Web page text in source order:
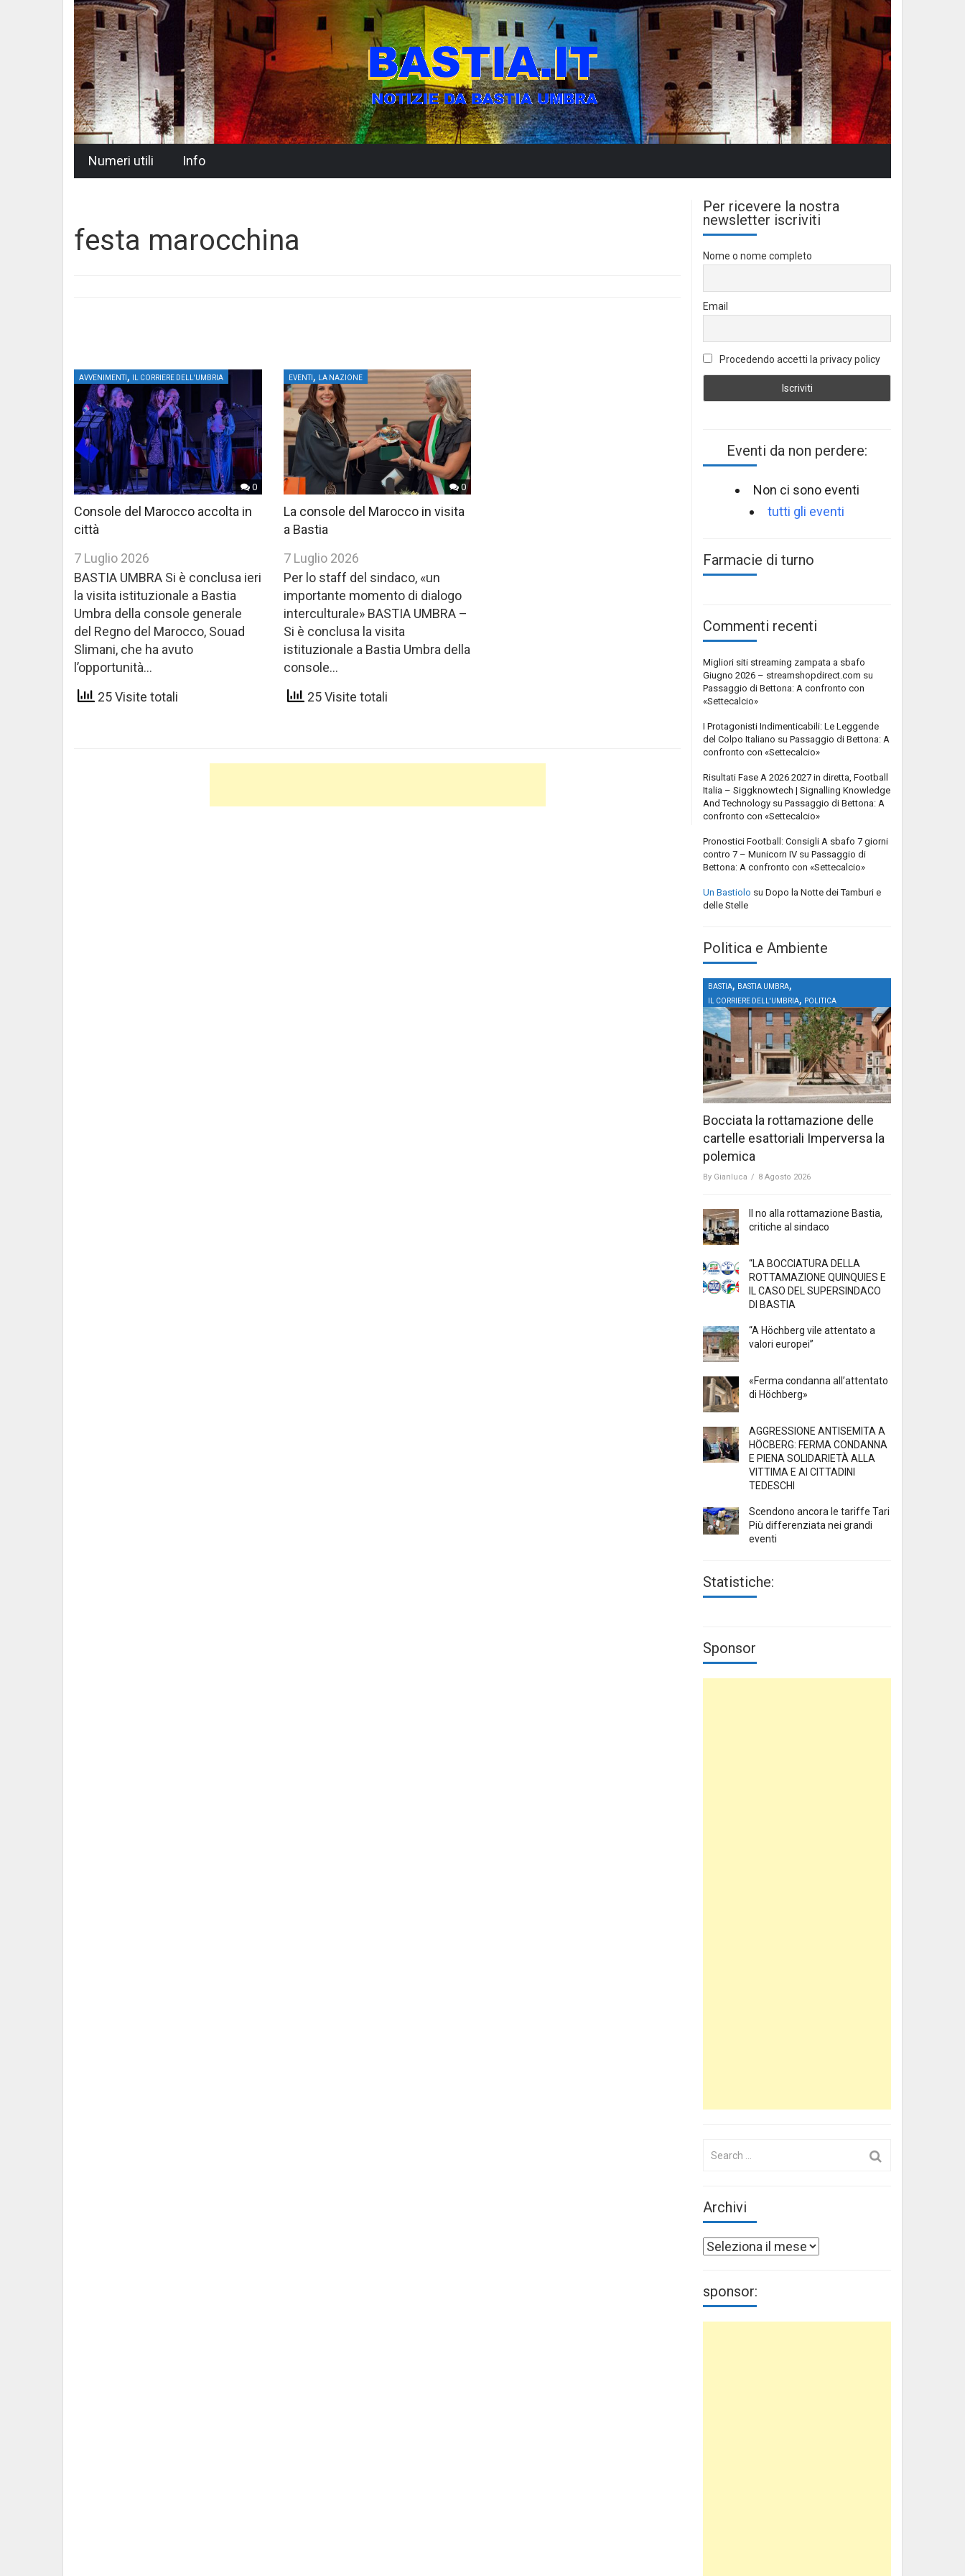
Numeri utili Info
festa marocchina
0
AVVENIMENTI , IL CORRIERE DELL'UMBRIA
Console del Marocco accolta in
città
7 Luglio 2026
BASTIA UMBRA Si è conclusa ieri
la visita istituzionale a Bastia
Umbra della console generale
del Regno del Marocco, Souad
Slimani, che ha avuto
l’opportunità…
25 Visite totali
0
EVENTI , LA NAZIONE
La console del Marocco in visita
a Bastia
7 Luglio 2026
Per lo staff del sindaco, «un
importante momento di dialogo
interculturale» BASTIA UMBRA –
Si è conclusa la visita
istituzionale a Bastia Umbra della
console…
25 Visite totali
Per ricevere la nostra
newsletter iscriviti
Nome o nome completo
Email
Procedendo accetti la privacy policy
Eventi da non perdere:
Non ci sono eventi
tutti gli eventi
Farmacie di turno
Commenti recenti
Migliori siti streaming zampata a sbafo
Giugno 2026 – streamshopdirect.com su
Passaggio di Bettona: A confronto con
«Settecalcio»
I Protagonisti Indimenticabili: Le Leggende
del Colpo Italiano su Passaggio di Bettona: A
confronto con «Settecalcio»
Risultati Fase A 2026 2027 in diretta, Football
Italia – Siggknowtech | Signalling Knowledge
And Technology su Passaggio di Bettona: A
confronto con «Settecalcio»
Pronostici Football: Consigli A sbafo 7 giorni
contro 7 – Municorn IV su Passaggio di
Bettona: A confronto con «Settecalcio»
Un Bastiolo su Dopo la Notte dei Tamburi e
delle Stelle
Politica e Ambiente
BASTIA, BASTIA UMBRA,
IL CORRIERE DELL'UMBRIA, POLITICA
Bocciata la rottamazione delle
cartelle esattoriali Imperversa la
polemica
By Gianluca / 8 Agosto 2026
Il no alla rottamazione Bastia,
critiche al sindaco
“LA BOCCIATURA DELLA
ROTTAMAZIONE QUINQUIES E
IL CASO DEL SUPERSINDACO
DI BASTIA
“A Höchberg vile attentato a
valori europei”
«Ferma condanna all’attentato
di Höchberg»
AGGRESSIONE ANTISEMITA A
HÖCBERG: FERMA CONDANNA
E PIENA SOLIDARIETÀ ALLA
VITTIMA E AI CITTADINI
TEDESCHI
Scendono ancora le tariffe Tari
Più differenziata nei grandi
eventi
Statistiche:
Sponsor
Archivi
Archivi
sponsor: